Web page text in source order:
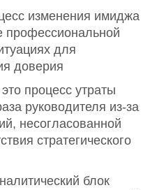
изменения имиджа
профессиональной
для
доверия
процесс утраты
руководителя из-за
несогласованной
стратегического
блок